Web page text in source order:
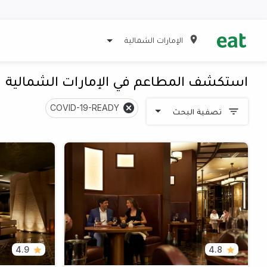
الإمارات الشمالية
استكشف المطاعم في الإمارات الشمالية
تصفية البحث COVID-19-READY
4.8
4.9